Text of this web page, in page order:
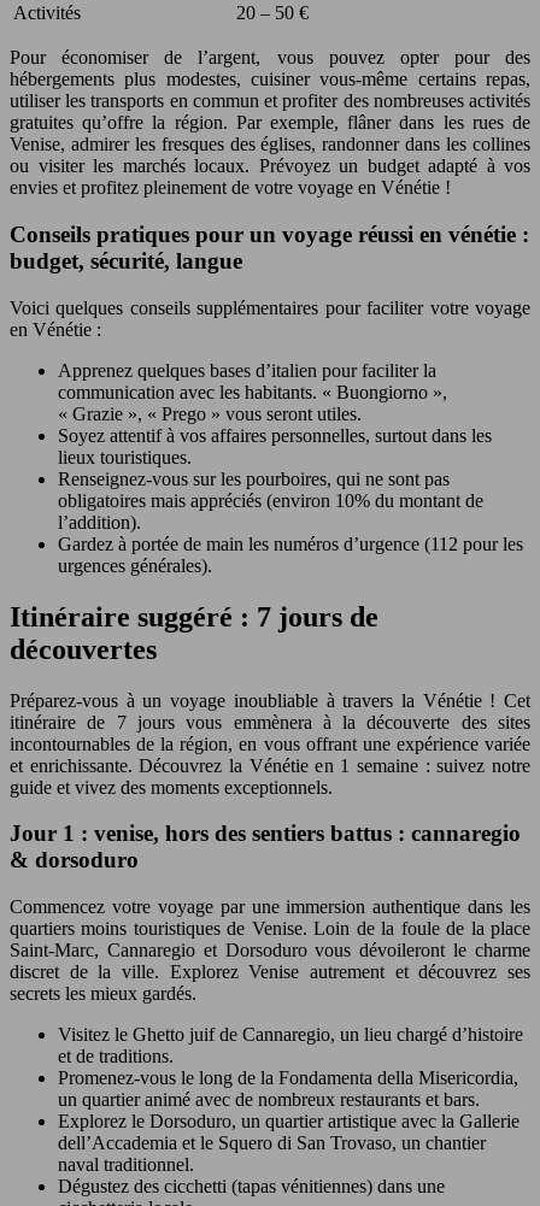
Activités
20 – 50 €
Pour économiser de l’argent, vous pouvez opter pour des
hébergements plus modestes, cuisiner vous-même certains repas,
utiliser les transports en commun et profiter des nombreuses activités
gratuites qu’offre la région. Par exemple, flâner dans les rues de
Venise, admirer les fresques des églises, randonner dans les collines
ou visiter les marchés locaux. Prévoyez un budget adapté à vos
envies et profitez pleinement de votre voyage en Vénétie !
Conseils pratiques pour un voyage réussi en vénétie :
budget, sécurité, langue
Voici quelques conseils supplémentaires pour faciliter votre voyage
en Vénétie :
Apprenez quelques bases d’italien pour faciliter la
communication avec les habitants. « Buongiorno »,
« Grazie », « Prego » vous seront utiles.
Soyez attentif à vos affaires personnelles, surtout dans les
lieux touristiques.
Renseignez-vous sur les pourboires, qui ne sont pas
obligatoires mais appréciés (environ 10% du montant de
l’addition).
Gardez à portée de main les numéros d’urgence (112 pour les
urgences générales).
Itinéraire suggéré : 7 jours de
découvertes
Préparez-vous à un voyage inoubliable à travers la Vénétie ! Cet
itinéraire de 7 jours vous emmènera à la découverte des sites
incontournables de la région, en vous offrant une expérience variée
et enrichissante. Découvrez la Vénétie en 1 semaine : suivez notre
guide et vivez des moments exceptionnels.
Jour 1 : venise, hors des sentiers battus : cannaregio
& dorsoduro
Commencez votre voyage par une immersion authentique dans les
quartiers moins touristiques de Venise. Loin de la foule de la place
Saint-Marc, Cannaregio et Dorsoduro vous dévoileront le charme
discret de la ville. Explorez Venise autrement et découvrez ses
secrets les mieux gardés.
Visitez le Ghetto juif de Cannaregio, un lieu chargé d’histoire
et de traditions.
Promenez-vous le long de la Fondamenta della Misericordia,
un quartier animé avec de nombreux restaurants et bars.
Explorez le Dorsoduro, un quartier artistique avec la Gallerie
dell’Accademia et le Squero di San Trovaso, un chantier
naval traditionnel.
Dégustez des cicchetti (tapas vénitiennes) dans une